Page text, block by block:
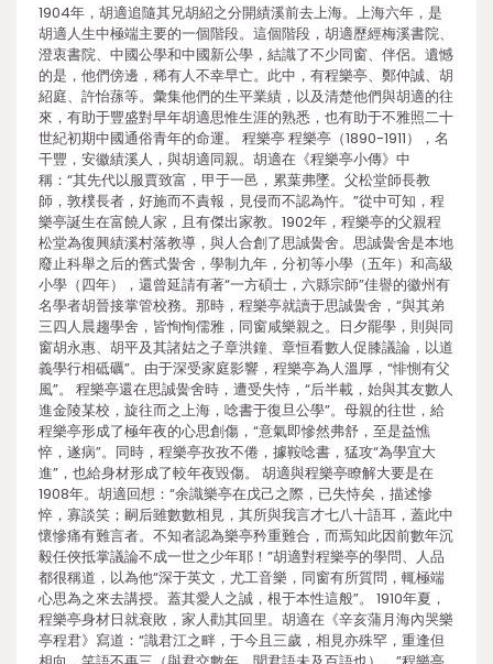
1904年，胡適追隨其兄胡紹之分開績溪前去上海。上海六年，是
胡適人生中極端主要的一個階段。這個階段，胡適歷經梅溪書院、
澄衷書院、中國公學和中國新公學，結識了不少同窗、伴侶。遺憾
的是，他們傍邊，稀有人不幸早亡。此中，有程樂亭、鄭仲誠、胡
紹庭、許怡蓀等。彙集他們的生平業績，以及清楚他們與胡適的往
來，有助于豐盛對早年胡適思惟生涯的熟悉，也有助于不雅照二十
世紀初期中國通俗青年的命運。 程樂亭 程樂亭（1890-1911），名
干豐，安徽績溪人，與胡適同親。胡適在《程樂亭小傳》中
稱：“其先代以服賈致富，甲于一邑，累葉弗墜。父松堂師長教
師，敦樸長者，好施而不責報，見侵而不認為忤。”從中可知，程
樂亭誕生在富饒人家，且有傑出家教。1902年，程樂亭的父親程
松堂為復興績溪村落教導，與人合創了思誠黌舍。思誠黌舍是本地
廢止科舉之后的舊式黌舍，學制九年，分初等小學（五年）和高級
小學（四年），還曾延請有著“一方碩士，六縣宗師”佳譽的徽州有
名學者胡晉接掌管校務。那時，程樂亭就讀于思誠黌舍，“與其弟
三四人晨趨學舍，皆恂恂儒雅，同窗咸樂親之。日夕罷學，則與同
窗胡永惠、胡平及其諸姑之子章洪鐘、章恒看數人促膝議論，以道
義學行相砥礪”。由于深受家庭影響，程樂亭為人溫厚，“悱惻有父
風”。 程樂亭還在思誠黌舍時，遭受失恃，“后半載，始與其友數人
進金陵某校，旋往而之上海，唸書于復旦公學”。母親的往世，給
程樂亭形成了極年夜的心思創傷，“意氣即慘然弗舒，至是益憔
悴，遂病”。同時，程樂亭孜孜不倦，據鞍唸書，猛攻“為學宜大
進”，也給身材形成了較年夜毀傷。 胡適與程樂亭瞭解大要是在
1908年。胡適回想：“余識樂亭在戊己之際，已失恃矣，描述慘
悴，寡談笑；嗣后雖數數相見，其所與我言才七八十語耳，蓋此中
懷慘痛有難言者。不知者認為樂亭矜重難合，而焉知此因前數年沉
毅任俠抵掌議論不成一世之少年耶！”胡適對程樂亭的學問、人品
都很稱道，以為他“深于英文，尤工音樂，同窗有所質問，輒極端
心思為之來去講授。蓋其愛人之誠，根于本性這般”。 1910年夏，
程樂亭身材日就衰敗，家人勸其回里。胡適在《辛亥蒲月海內哭樂
亭程君》寫道：“識君江之畔，于今且三歲，相見亦殊罕，重逢但